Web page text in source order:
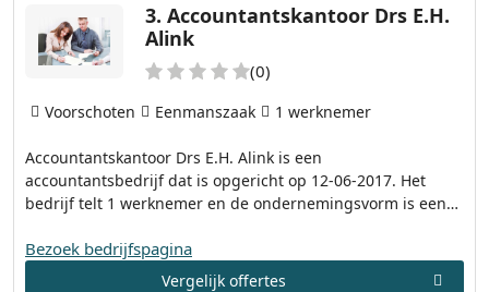
3. Accountantskantoor Drs E.H.
Alink
(0)
Accountantskantoor Drs E.H. Alink is een
accountantsbedrijf dat is opgericht op 12-06-2017. Het
bedrijf telt 1 werknemer en de ondernemingsvorm is een…
Voorschoten Eenmanszaak 1 werknemer
Bezoek bedrijfspagina
Vergelijk offertes